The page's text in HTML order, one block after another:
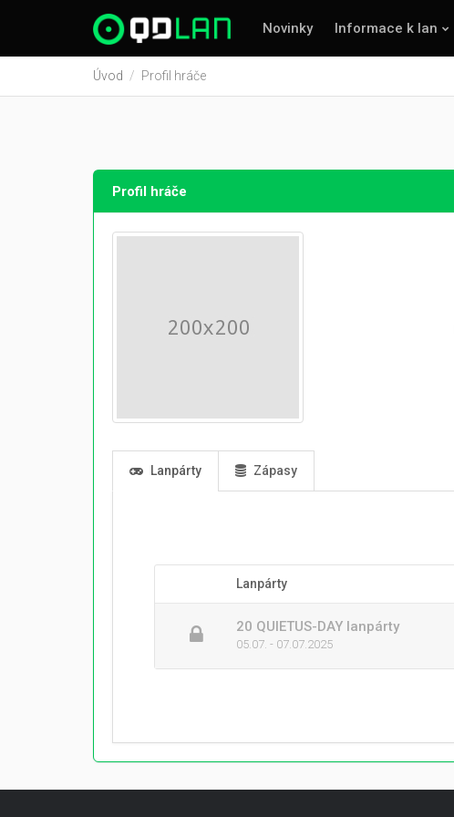
Novinky Informace k lan
Úvod Profil hráče
Profil hráče
Lanpárty Zápasy
Lanpárty
20 QUIETUS-DAY lanpárty
05.07. - 07.07.2025